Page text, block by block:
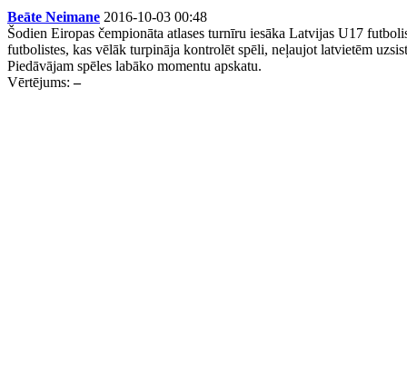
Beāte Neimane 2016-10-03 00:48
Šodien Eiropas čempionāta atlases turnīru iesāka Latvijas U17
futbolistes, kas vēlāk turpināja kontrolēt spēli, neļaujot latvietēm
Piedāvājam spēles labāko momentu apskatu.
Vērtējums:–